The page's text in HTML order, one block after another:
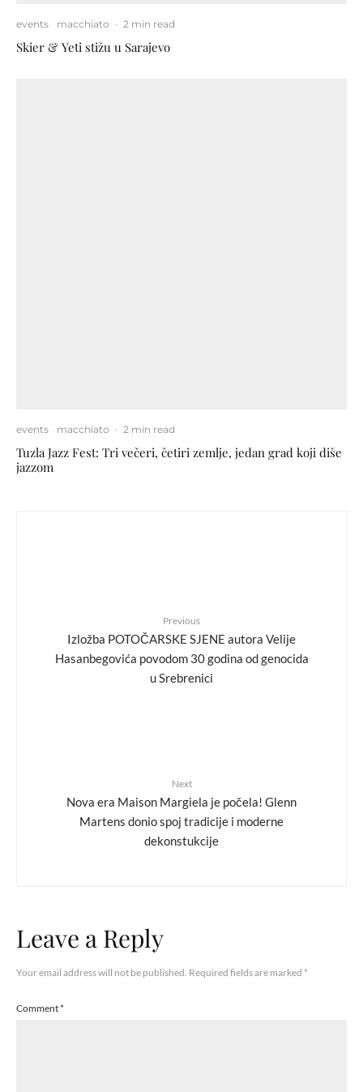
events macchiato · 2 min read
Skier & Yeti stižu u Sarajevo
events macchiato · 2 min read
Tuzla Jazz Fest: Tri večeri, četiri zemlje, jedan grad koji diše
jazzom
Previous
Izložba POTOČARSKE SJENE autora Velije
Hasanbegovića povodom 30 godina od genocida
u Srebrenici
Next
Nova era Maison Margiela je počela! Glenn
Martens donio spoj tradicije i moderne
dekonstukcije
Leave a Reply
Your email address will not be published. Required fields are marked *
Comment*